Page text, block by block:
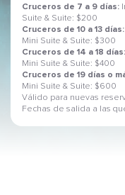
Cruceros de 7 a 9 días:
Suite & Suite: $200
Cruceros de 10 a 13 días:
Mini Suite & Suite: $300
Cruceros de 14 a 18 días:
Mini Suite & Suite: $400
Cruceros de 19 días o
Mini Suite & Suite: $600
Válido para nuevas
Fechas de salida a las